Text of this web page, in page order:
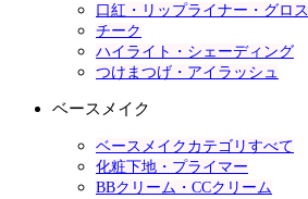
口紅・リップライナー・グロス
チーク
ハイライト・シェーディング
つけまつげ・アイラッシュ
ベースメイク
ベースメイクカテゴリすべて
化粧下地・プライマー
BBクリーム・CCクリーム